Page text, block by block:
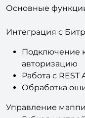
Интеграция с
Подключение
авторизацию
Работа с REST
Обработка